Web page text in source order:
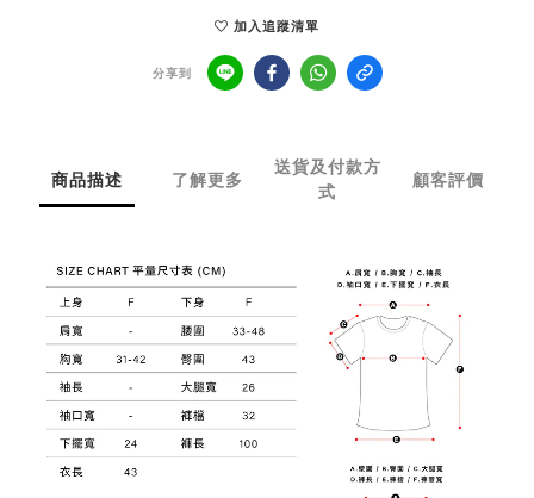
加入追蹤清單
分享到
商品描述 了解更多
送貨及付款方
式
顧客評價